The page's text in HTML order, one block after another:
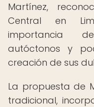
Martínez,
Central en
importancia
autóctonos y
creación de sus
La propuesta de
tradicional,